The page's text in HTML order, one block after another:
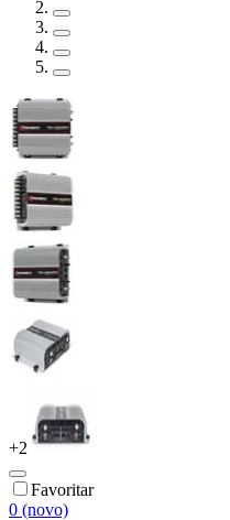
+2
Favoritar
0 (novo)